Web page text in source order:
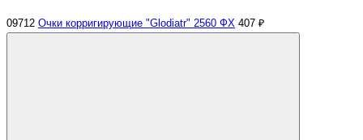
09712 Очки корригирующие "Glodiatr" 2560 ФХ 407 ₽